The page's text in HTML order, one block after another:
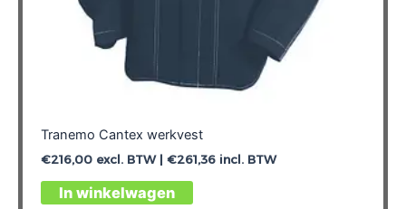
Tranemo Cantex werkvest
€216,00excl. BTW | €261,36incl. BTW
In winkelwagen
Dit
product